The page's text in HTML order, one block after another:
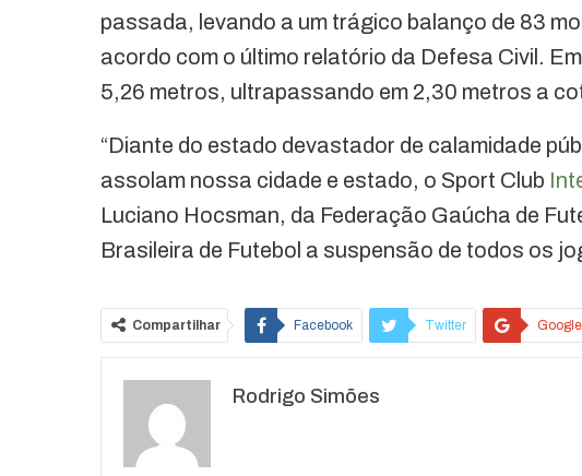
passada, levando a um trágico balanço de 83
acordo com o último relatório da Defesa Civil.
5,26 metros, ultrapassando em 2,30 metros a
“Diante do estado devastador de calamidade
assolam nossa cidade e estado, o Sport Club
Luciano Hocsman, da Federação Gaúcha de
Brasileira de Futebol a suspensão de todos os
Compartilhar Facebook Twitter
Rodrigo Simões